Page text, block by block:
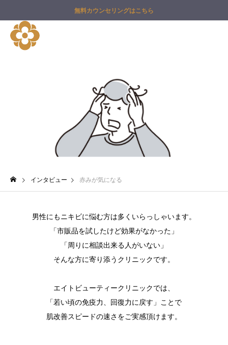
無料カウンセリングはこちら
インタビュー 赤みが気になる
男性にもニキビに悩む方は多くいらっしゃいます。
「市販品を試したけど効果がなかった」
「周りに相談出来る人がいない」
そんな方に寄り添うクリニックです。
エイトビューティークリニックでは、
「若い頃の免疫力、回復力に戻す」ことで
肌改善スピードの速さをご実感頂けます。